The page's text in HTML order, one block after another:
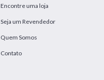
Encontre uma loja
Seja um Revendedor
Quem Somos
Contato